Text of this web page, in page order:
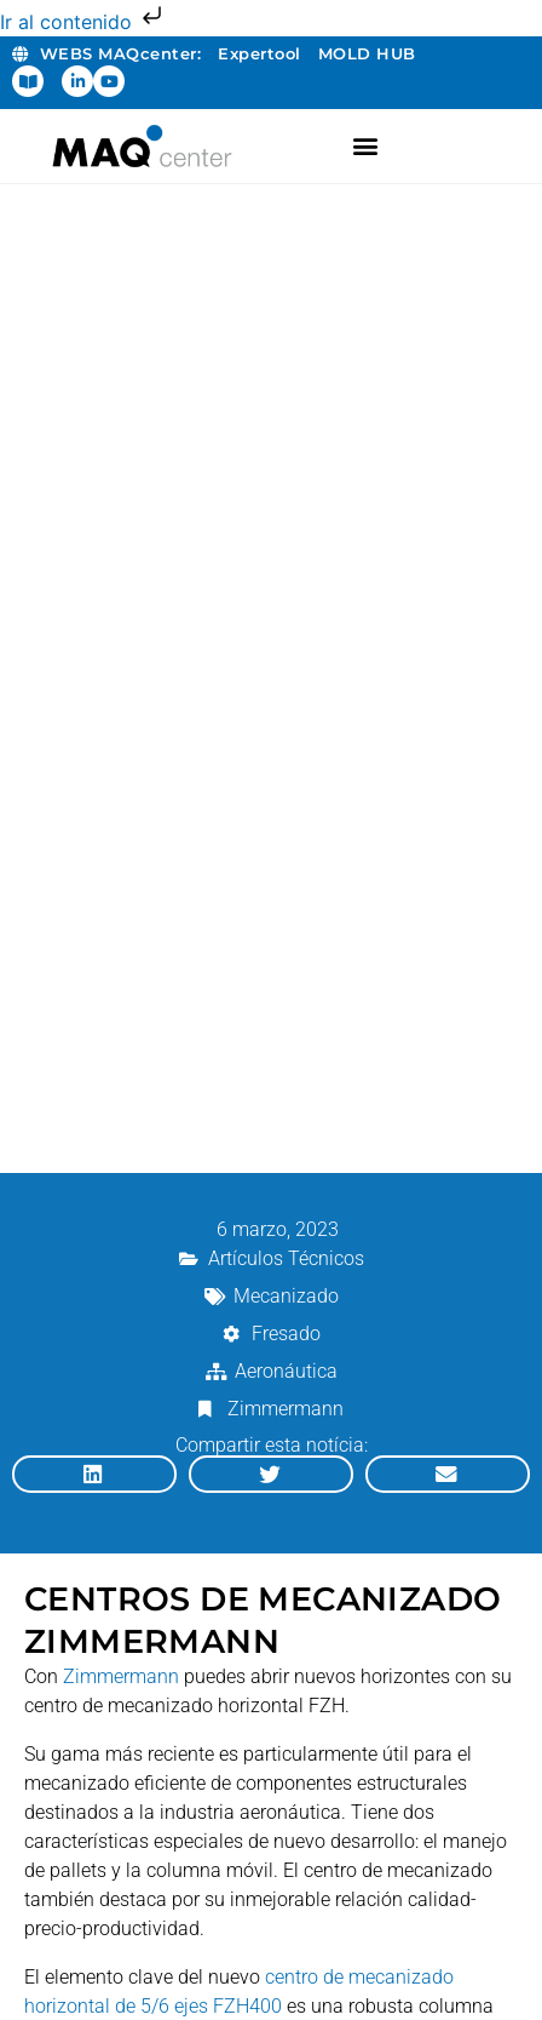
Ir al contenido
WEBS MAQcenter: Expertool MOLD HUB
6 marzo, 2023
Artículos Técnicos
Mecanizado
Fresado
Aeronáutica
Zimmermann
Compartir esta notícia:
CENTROS DE MECANIZADO
ZIMMERMANN
Con Zimmermann puedes abrir nuevos horizontes con su
centro de mecanizado horizontal FZH.
Su gama más reciente es particularmente útil para el
mecanizado eficiente de componentes estructurales
destinados a la industria aeronáutica. Tiene dos
características especiales de nuevo desarrollo: el manejo
de pallets y la columna móvil. El centro de mecanizado
también destaca por su inmejorable relación calidad-
precio-productividad.
El elemento clave del nuevo centro de mecanizado
horizontal de 5/6 ejes FZH400 es una robusta columna